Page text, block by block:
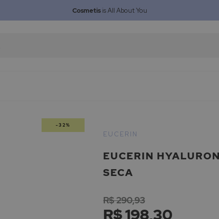
Cosmetisis All About You
-32%
EUCERIN
SECA
EUCERIN
R$ 198,30
R$ 290,93